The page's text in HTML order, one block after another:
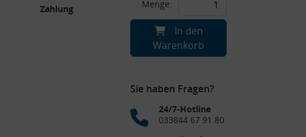
Zahlung
Menge:
In den
Warenkorb
Sie haben Fragen?
24/7-Hotline
033844 67 91 80